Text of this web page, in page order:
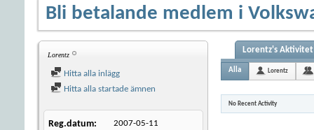
Bli betalande medlem i
Lorentz
Hitta alla inlägg
Hitta alla startade ämnen
Reg.datum 2007-05-11
Lorentz's Aktivitet
Alla Lorentz
No Recent Activity